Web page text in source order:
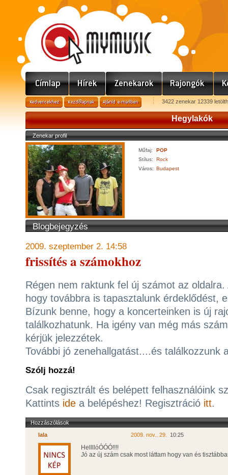
3422 zenekar 12339
Hegylakók
Zenekar profil
Műfaj:
POP
Stílus:
Rock
Város: Budapest
Blogbejegyzés
2009. szeptember 2. 14:58
frissítés a számokhoz
Régen nem raktunk fel új számot az
hogy továbbra is tapasztalunk érdeklődést,
Bízunk benne, hogy a koncerteinken is új
találkozhatunk. Ha igény van még más
kérjük jelezzétek.
További jó zenehallgatást....és találkozzunk
Szólj hozzá!
Csak regisztrált és belépett felhasználóink
Kattints ide a belépéshez! Regisztráció itt.
Hozzászólások
lala
2009. nov.. 29. 10:25
HellllóÓÓÓ!!!!
Jó az új szám csak most láttam hogy van és